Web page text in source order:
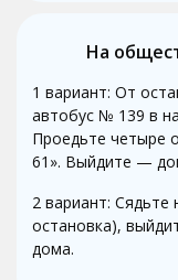
На
1 вариант: От
автобус № 139 в
Проедьте четыре
61». Выйдите —
2 вариант:
остановка),
дома.